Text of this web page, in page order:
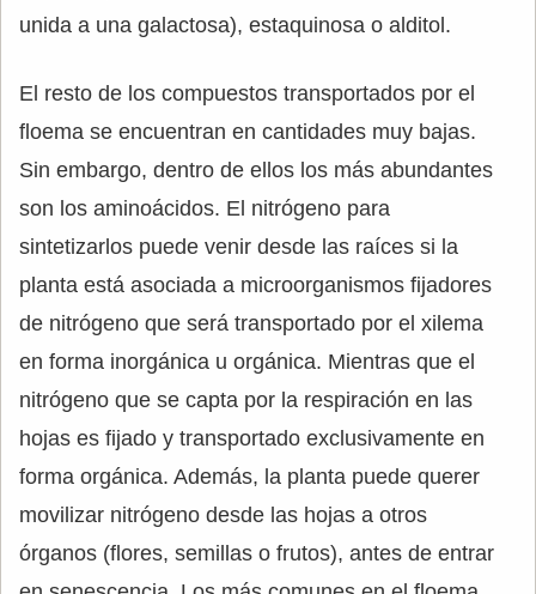
unida a una galactosa), estaquinosa o alditol.
El resto de los compuestos transportados por el
floema se encuentran en cantidades muy bajas.
Sin embargo, dentro de ellos los más abundantes
son los aminoácidos. El nitrógeno para
sintetizarlos puede venir desde las raíces si la
planta está asociada a microorganismos fijadores
de nitrógeno que será transportado por el xilema
en forma inorgánica u orgánica. Mientras que el
nitrógeno que se capta por la respiración en las
hojas es fijado y transportado exclusivamente en
forma orgánica. Además, la planta puede querer
movilizar nitrógeno desde las hojas a otros
órganos (flores, semillas o frutos), antes de entrar